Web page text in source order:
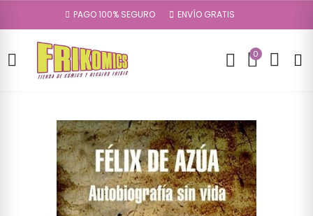
PAGO 100% SEGURO ENVÍO GRATIS
0